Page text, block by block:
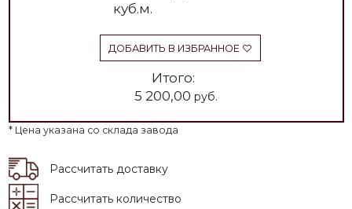
куб.м.
ДОБАВИТЬ В ИЗБРАННОЕ
Итого:
5 200,00 руб.
* Цена указана со склада завода
Рассчитать доставку
Рассчитать количество